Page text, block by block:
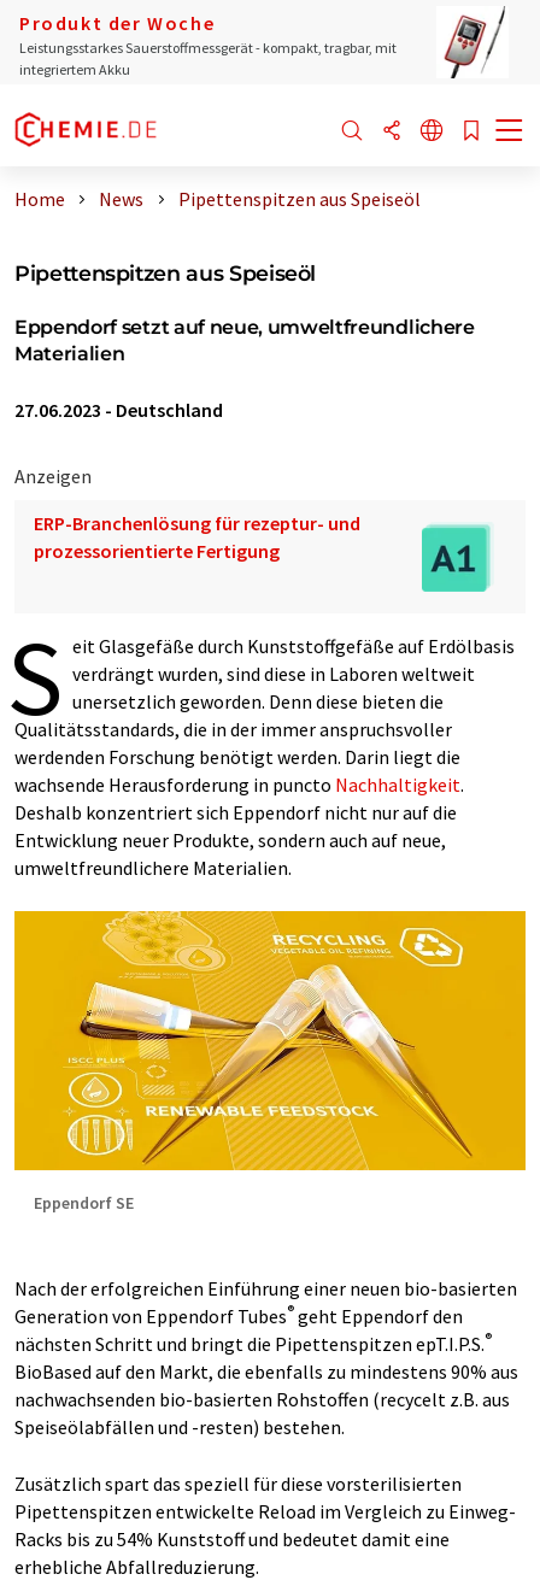
Produkt der Woche
Leistungsstarkes Sauerstoffmessgerät - kompakt, tragbar, mit
integriertem Akku
Home News Pipettenspitzen aus Speiseöl
Pipettenspitzen aus Speiseöl
Eppendorf setzt auf neue, umweltfreundlichere
Materialien
27.06.2023 - Deutschland
Anzeigen
ERP-Branchenlösung für rezeptur- und
prozessorientierte Fertigung
S eit Glasgefäße durch Kunststoffgefäße auf Erdölbasis
verdrängt wurden, sind diese in Laboren weltweit
unersetzlich geworden. Denn diese bieten die
Qualitätsstandards, die in der immer anspruchsvoller
werdenden Forschung benötigt werden. Darin liegt die
wachsende Herausforderung in puncto Nachhaltigkeit.
Deshalb konzentriert sich Eppendorf nicht nur auf die
Entwicklung neuer Produkte, sondern auch auf neue,
umweltfreundlichere Materialien.
Eppendorf SE
Nach der erfolgreichen Einführung einer neuen bio-basierten
Generation von Eppendorf Tubes® geht Eppendorf den
nächsten Schritt und bringt die Pipettenspitzen epT.I.P.S.®
BioBased auf den Markt, die ebenfalls zu mindestens 90% aus
nachwachsenden bio-basierten Rohstoffen (recycelt z.B. aus
Speiseölabfällen und -resten) bestehen.
Zusätzlich spart das speziell für diese vorsterilisierten
Pipettenspitzen entwickelte Reload im Vergleich zu Einweg-
Racks bis zu 54% Kunststoff und bedeutet damit eine
erhebliche Abfallreduzierung.